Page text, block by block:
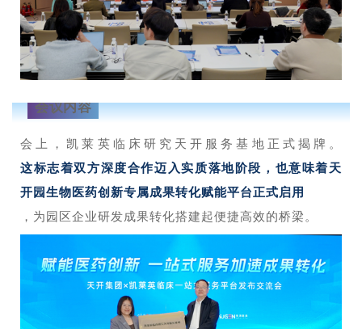
会议内容
会上，凯莱英临床研究天开服务基地正式揭牌。
这标志着双方深度合作迈入实质落地阶段，也意味着天
开园生物医药创新专属成果转化赋能平台正式启用
，为园区企业研发成果转化搭建起便捷高效的桥梁。